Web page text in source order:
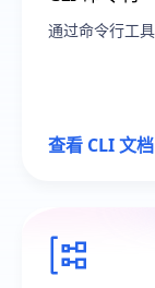
通过命令行工
查看 CLI 文档